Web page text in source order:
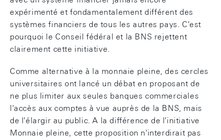
expérimenté et fondamentalement différent des
systèmes financiers de tous les autres pays. C'est
pourquoi le Conseil fédéral et la BNS rejettent
clairement cette initiative.
Comme alternative à la monnaie pleine, des cercles
universitaires ont lancé un débat en proposant de
ne plus limiter aux seules banques commerciales
l'accès aux comptes à vue auprès de la BNS, mais
de l'élargir au public. A la différence de l'initiative
Monnaie pleine, cette proposition n'interdirait pas